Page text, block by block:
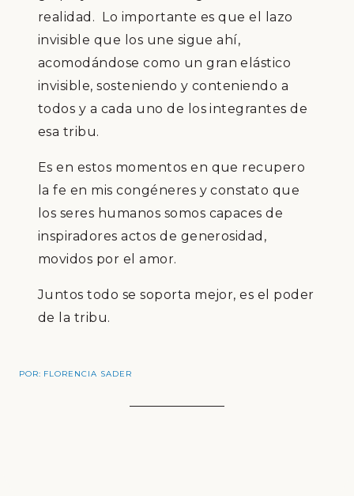
realidad. Lo importante es que el lazo
invisible que los une sigue ahí,
acomodándose como un gran elástico
invisible, sosteniendo y conteniendo a
todos y a cada uno de los integrantes de
esa tribu.
Es en estos momentos en que recupero
la fe en mis congéneres y constato que
los seres humanos somos capaces de
inspiradores actos de generosidad,
movidos por el amor.
Juntos todo se soporta mejor, es el poder
de la tribu.
POR: FLORENCIA SADER